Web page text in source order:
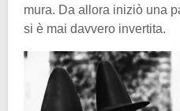
mura. Da allora iniziò una
si è mai davvero invertita.